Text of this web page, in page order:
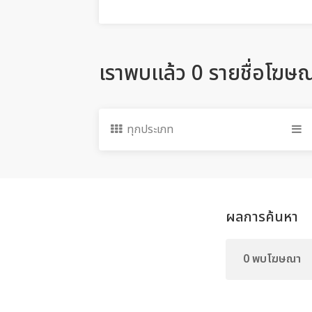
เราพบแล้ว 0 รายชื่อโฆษ
ทุกประเภท
ผลการค้นหา
0 พบโฆษณา